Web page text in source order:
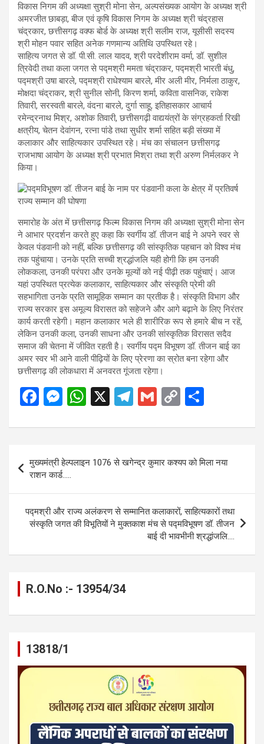
विकास निगम की अध्यक्षा सुश्री मोना सेन, अल्पसंख्यक आयोग के अध्यक्ष श्री
अमरजीत छाबड़ा, बीज एवं कृषि विकास निगम के अध्यक्ष श्री चंद्रहास
चंद्रकार, छत्तीसगढ़ वक्फ बोर्ड के अध्यक्ष श्री सलीम राज, यूसीसी सदस्य
श्री मोहन पवार सहित अनेक गणमान्य अतिथि उपस्थित रहे।
साहित्य जगत से डॉ. पी.सी. लाल यादव, श्री परदेशीराम वर्मा, डॉ. सुशील
त्रिवेदी तथा कला जगत से पद्मश्री ममता चंद्राकर, पद्मश्री भारती बंधु,
पद्मश्री उषा बारले, पद्मश्री राधेश्याम बारले, मीर अली मीर, निर्मला ठाकुर,
मोक्षदा चंद्राकर, श्री सुनील सोनी, किरण शर्मा, कविता वासनिक, राकेश
तिवारी, सरस्वती बारले, वंदना बारले, दुर्गा साहू, इतिहासकार आचार्य
रमेन्द्रनाथ मिश्र, अशोक तिवारी, छत्तीसगढ़ी वाद्ययंत्रों के संग्रहकर्ता रिखी
क्षत्रीय, चेतन देवांगन, रत्ना पांडे तथा सुधीर शर्मा सहित बड़ी संख्या में
कलाकार और साहित्यकार उपस्थित रहे। मंच का संचालन छत्तीसगढ़
राजभाषा आयोग के अध्यक्ष श्री प्रभात मिश्रा तथा श्री अरुण निर्मलकर ने
किया।
समारोह के अंत में छत्तीसगढ़ फिल्म विकास निगम की अध्यक्षा सुश्री मोना सेन
ने आभार प्रदर्शन करते हुए कहा कि स्वर्गीय डॉ. तीजन बाई ने अपने स्वर से
केवल पंडवानी को नहीं, बल्कि छत्तीसगढ़ की सांस्कृतिक पहचान को विश्व मंच
तक पहुंचाया। उनके प्रति सच्ची श्रद्धांजलि यही होगी कि हम उनकी
लोककला, उनकी परंपरा और उनके मूल्यों को नई पीढ़ी तक पहुंचाएं। आज
यहां उपस्थित प्रत्येक कलाकार, साहित्यकार और संस्कृति प्रेमी की
सहभागिता उनके प्रति सामूहिक सम्मान का प्रतीक है। संस्कृति विभाग और
राज्य सरकार इस अमूल्य विरासत को सहेजने और आगे बढ़ाने के लिए निरंतर
कार्य करती रहेगी। महान कलाकार भले ही शारीरिक रूप से हमारे बीच न रहें,
लेकिन उनकी कला, उनकी साधना और उनकी सांस्कृतिक विरासत सदैव
समाज की चेतना में जीवित रहती है। स्वर्गीय पद्म विभूषण डॉ. तीजन बाई का
अमर स्वर भी आने वाली पीढ़ियों के लिए प्रेरणा का स्रोत बना रहेगा और
छत्तीसगढ़ की लोकधारा में अनवरत गूंजता रहेगा।
F
ce
b
o
o
k
M
se
n
g
er
W
at
s
A
p
p
X
T
e
a
m
G
ail
C
py
Li
n
k
ar
e
navigation
मुख्यमंत्री हेल्पलाइन 1076 से खगेन्द्र कुमार कश्यप को मिला नया
राशन कार्ड…..
पद्मश्री और राज्य अलंकरण से सम्मानित कलाकारों, साहित्यकारों तथा
संस्कृति जगत की विभूतियों ने मुक्तकाश मंच से पद्मविभूषण डॉ. तीजन
बाई दी भावभीनी श्रद्धांजलि….
R.O.No :- 13954/34
13818/1